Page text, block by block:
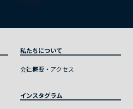
私たちについて
会社概要・アクセス
インスタグラム